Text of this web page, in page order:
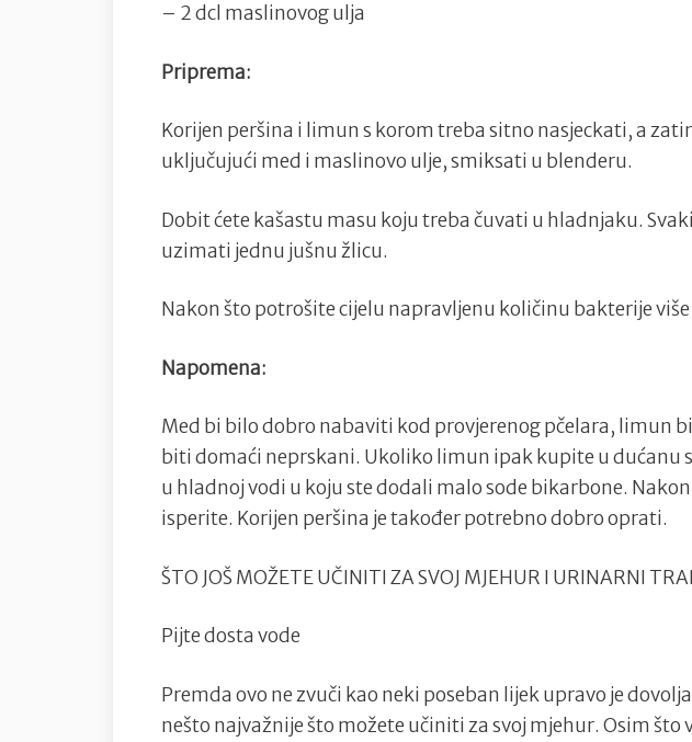
– 2 dcl maslinovog ulja
Priprema:
Korijen peršina i limun s korom treba sitno nasjeckati, a
uključujući med i maslinovo ulje, smiksati u blenderu.
Dobit ćete kašastu masu koju treba čuvati u hladnjaku.
uzimati jednu jušnu žlicu.
Nakon što potrošite cijelu napravljenu količinu bakterije
Napomena:
Med bi bilo dobro nabaviti kod provjerenog pčelara, limun
biti domaći neprskani. Ukoliko limun ipak kupite u dućanu
u hladnoj vodi u koju ste dodali malo sode bikarbone.
isperite. Korijen peršina je također potrebno dobro oprati.
ŠTO JOŠ MOŽETE UČINITI ZA SVOJ MJEHUR I URINARNI
Pijte dosta vode
Premda ovo ne zvuči kao neki poseban lijek upravo je
nešto najvažnije što možete učiniti za svoj mjehur. Osim što